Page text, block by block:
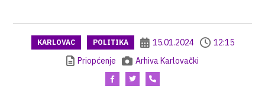
KARLOVAC POLITIKA 15.01.2024
12:15
Priopćenje
Arhiva Karlovački